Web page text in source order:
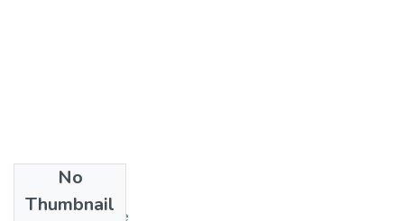
No
Thumbnail
Bruno Barbosa De